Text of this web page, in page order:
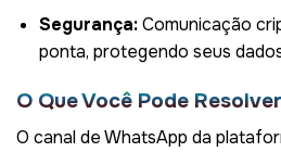
Segurança:Comunicação
ponta, protegendo seus
O Que Você Pode
O canal de WhatsApp da